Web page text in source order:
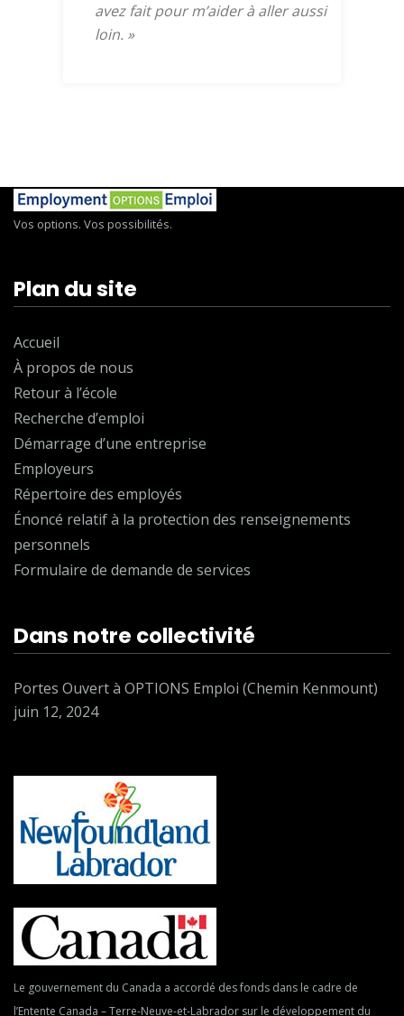
avez fait pour m’aider à aller aussi
loin. »
Vos options. Vos possibilités.
Plan du site
Accueil
À propos de nous
Retour à l’école
Recherche d’emploi
Démarrage d’une entreprise
Employeurs
Répertoire des employés
Énoncé relatif à la protection des renseignements
personnels
Formulaire de demande de services
Dans notre collectivité
Portes Ouvert à OPTIONS Emploi (Chemin Kenmount)
juin 12, 2024
Le gouvernement du Canada a accordé des fonds dans le cadre de
l’Entente Canada – Terre-Neuve-et-Labrador sur le développement du